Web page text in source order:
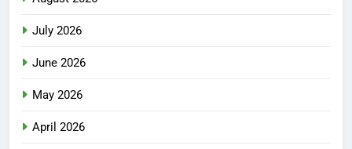
July 2026
June 2026
May 2026
April 2026